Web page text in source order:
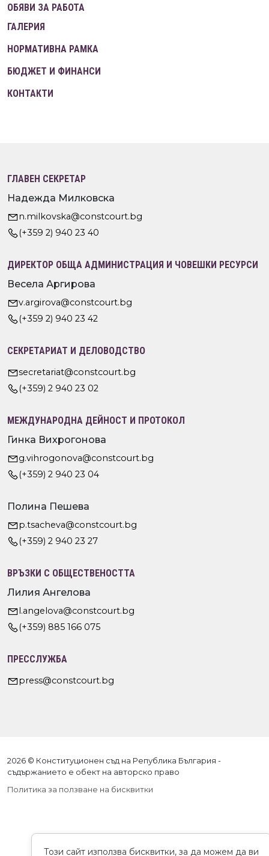
ОБЯВИ ЗА РАБОТА
ГАЛЕРИЯ
НОРМАТИВНА РАМКА
БЮДЖЕТ И ФИНАНСИ
КОНТАКТИ
ГЛАВЕН СЕКРЕТАР
Надежда Милковска
n.milkovska@constcourt.bg
(+359 2) 940 23 40
ДИРЕКТОР ОБЩА АДМИНИСТРАЦИЯ И ЧОВЕШКИ РЕСУРСИ
Весела Аргирова
v.argirova@constcourt.bg
(+359 2) 940 23 42
СЕКРЕТАРИАТ И ДЕЛОВОДСТВО
secretariat@constcourt.bg
(+359) 2 940 23 02
МЕЖДУНАРОДНА ДЕЙНОСТ И ПРОТОКОЛ
Гинка Вихрогонова
g.vihrogonova@constcourt.bg
(+359) 2 940 23 04
Полина Пешева
p.tsacheva@constcourt.bg
(+359) 2 940 23 27
ВРЪЗКИ С ОБЩЕСТВЕНОСТТА
Лилия Ангелова
l.angelova@constcourt.bg
(+359) 885 166 075
ПРЕССЛУЖБА
press@constcourt.bg
2026 © Конституционен съд на Република България -
съдържанието е обект на авторско право
Политика за ползване на бисквитки
Този сайт използва бисквитки, за да можем да ви